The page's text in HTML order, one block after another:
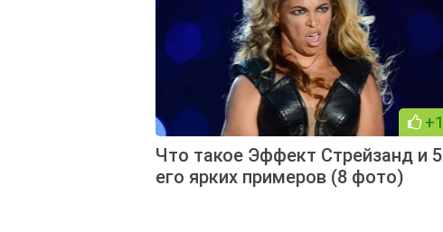
+1
Что такое Эффект Стрейзанд и 5
его ярких примеров (8 фото)